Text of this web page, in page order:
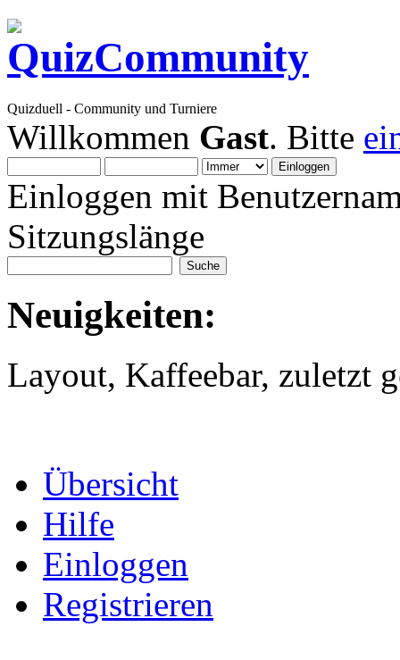
Quizduell - Community und Turniere
Willkommen Gast. Bitte
Einloggen mit
Sitzungslänge
Neuigkeiten:
Layout, Kaffeebar, zuletzt
Übersicht
Hilfe
Einloggen
Registrieren